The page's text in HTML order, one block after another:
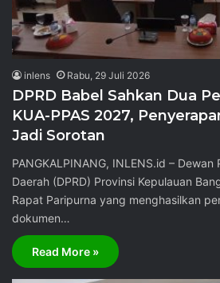
inlens Rabu, 29 Juli 2026
DPRD Babel Sahkan Dua
KUA-PPAS 2027,
Jadi Sorotan
PANGKALPINANG, INLENS.id –
Daerah (DPRD) Provinsi Kepulauan
Rapat Paripurna yang menghasilkan
dokumen…
Read More »